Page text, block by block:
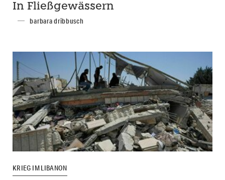
In Fließgewässern
barbara dribbusch
KRIEG IM LIBANON